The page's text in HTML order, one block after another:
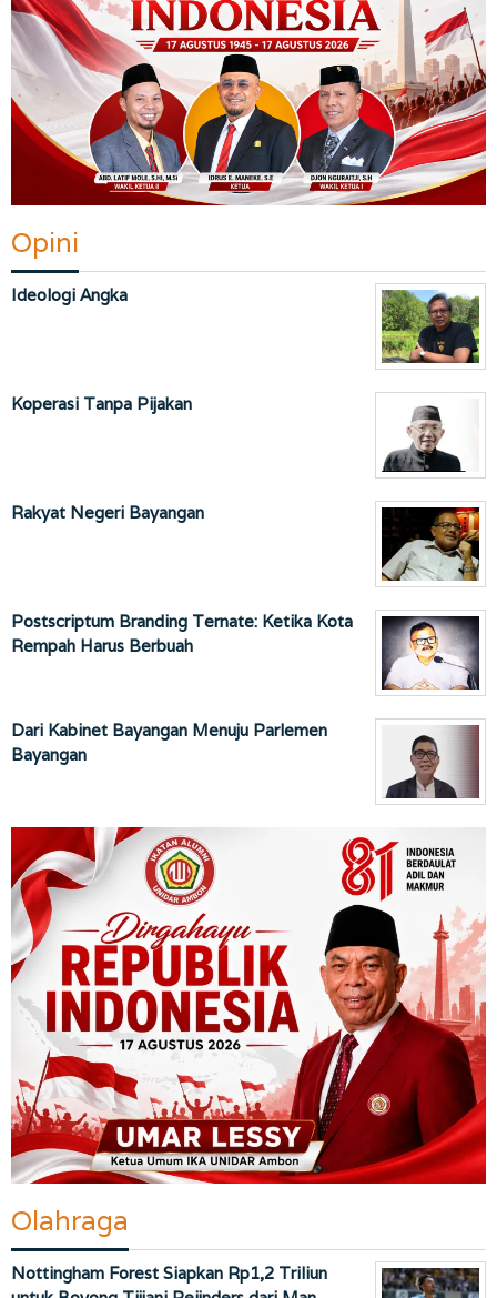
Opini
Ideologi Angka
Koperasi Tanpa Pijakan
Rakyat Negeri Bayangan
Postscriptum Branding Ternate: Ketika Kota
Rempah Harus Berbuah
Dari Kabinet Bayangan Menuju Parlemen
Bayangan
Olahraga
Nottingham Forest Siapkan Rp1,2 Triliun